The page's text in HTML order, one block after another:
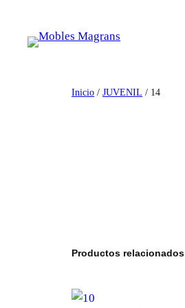
contenido
Inicio / JUVENIL / 14
Productos relacionados